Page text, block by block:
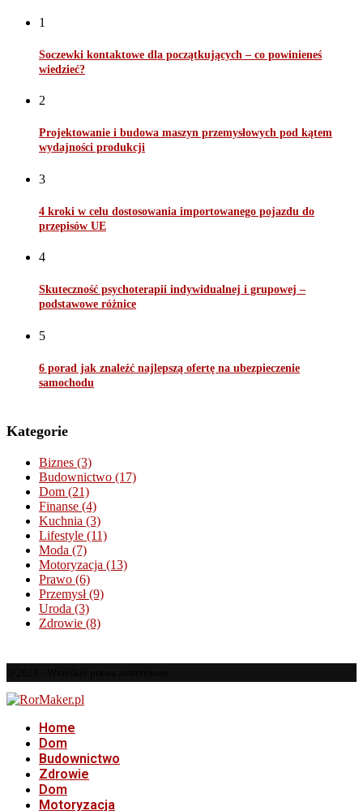
1
Soczewki kontaktowe dla początkujących – co powinieneś
wiedzieć?
2
Projektowanie i budowa maszyn przemysłowych pod kątem
wydajności produkcji
3
4 kroki w celu dostosowania importowanego pojazdu do
przepisów UE
4
Skuteczność psychoterapii indywidualnej i grupowej –
podstawowe różnice
5
6 porad jak znaleźć najlepszą ofertę na ubezpieczenie
samochodu
Kategorie
Biznes (3)
Budownictwo (17)
Dom (21)
Finanse (4)
Kuchnia (3)
Lifestyle (11)
Moda (7)
Motoryzacja (13)
Prawo (6)
Przemysł(9)
Uroda (3)
Zdrowie (8)
Home
Dom
Budownictwo
Zdrowie
Dom
Motoryzacja